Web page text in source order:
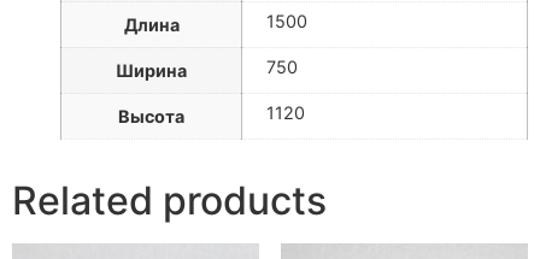
Длина 1500
Ширина 750
Высота 1120
Related products